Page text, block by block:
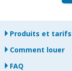
Produits et tarifs
Comment louer
FAQ